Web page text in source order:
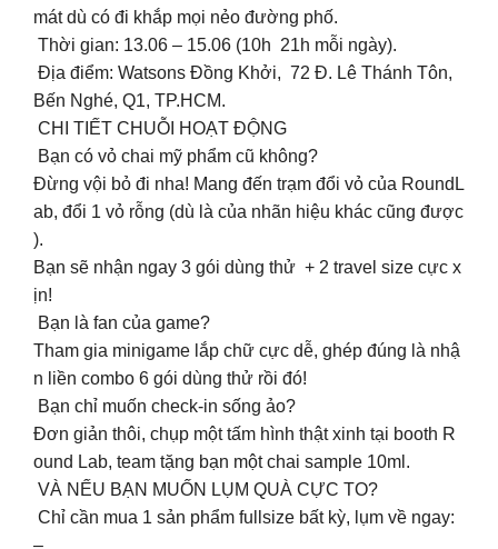
mát dù có đi khắp mọi nẻo đường phố.
Thời gian: 13.06 – 15.06 (10h 21h mỗi ngày).
Địa điểm: Watsons Đồng Khởi, 72 Đ. Lê Thánh Tôn,
Bến Nghé, Q1, TP.HCM.
CHI TIẾT CHUỖI HOẠT ĐỘNG
Bạn có vỏ chai mỹ phẩm cũ không?
Đừng vội bỏ đi nha! Mang đến trạm đổi vỏ của RoundL
ab, đổi 1 vỏ rỗng (dù là của nhãn hiệu khác cũng được
).
Bạn sẽ nhận ngay 3 gói dùng thử + 2 travel size cực x
ịn!
Bạn là fan của game?
Tham gia minigame lắp chữ cực dễ, ghép đúng là nhậ
n liền combo 6 gói dùng thử rồi đó!
Bạn chỉ muốn check-in sống ảo?
Đơn giản thôi, chụp một tấm hình thật xinh tại booth R
ound Lab, team tặng bạn một chai sample 10ml.
VÀ NẾU BẠN MUỐN LỤM QUÀ CỰC TO?
Chỉ cần mua 1 sản phẩm fullsize bất kỳ, lụm về ngay:
–